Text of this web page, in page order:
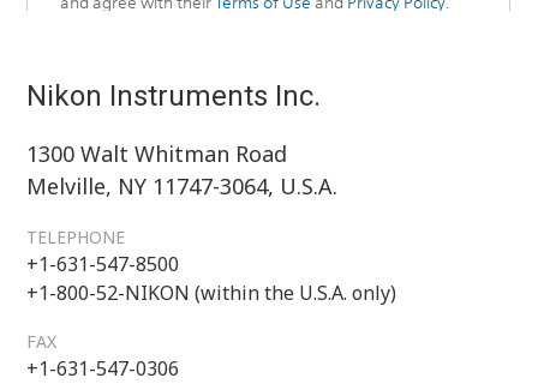
Nikon Instruments Inc.
1300 Walt Whitman Road
Melville, NY 11747-3064, U.S.A.
TELEPHONE
+1-631-547-8500
+1-800-52-NIKON (within the U.S.A. only)
FAX
+1-631-547-0306